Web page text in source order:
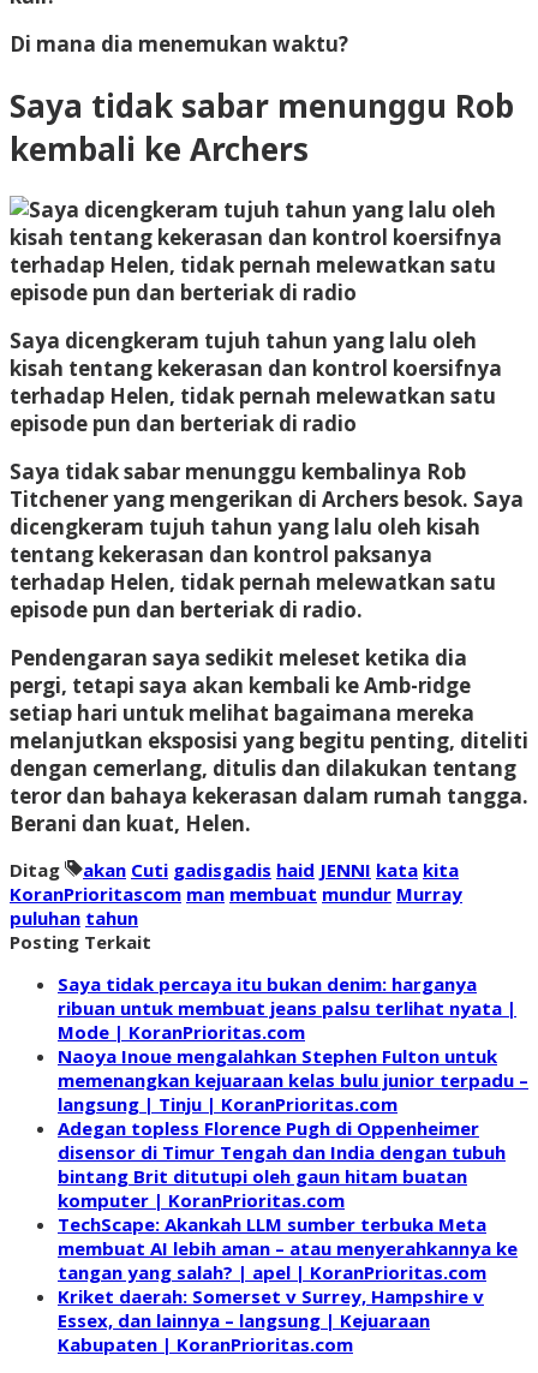
Di mana dia menemukan waktu?
Saya tidak sabar menunggu Rob
kembali ke Archers
Saya dicengkeram tujuh tahun yang lalu oleh
kisah tentang kekerasan dan kontrol koersifnya
terhadap Helen, tidak pernah melewatkan satu
episode pun dan berteriak di radio
Saya tidak sabar menunggu kembalinya Rob
Titchener yang mengerikan di Archers besok. Saya
dicengkeram tujuh tahun yang lalu oleh kisah
tentang kekerasan dan kontrol paksanya
terhadap Helen, tidak pernah melewatkan satu
episode pun dan berteriak di radio.
Pendengaran saya sedikit meleset ketika dia
pergi, tetapi saya akan kembali ke Amb-ridge
setiap hari untuk melihat bagaimana mereka
melanjutkan eksposisi yang begitu penting, diteliti
dengan cemerlang, ditulis dan dilakukan tentang
teror dan bahaya kekerasan dalam rumah tangga.
Berani dan kuat, Helen.
Ditag akan Cuti gadisgadis haid JENNI kata kita
KoranPrioritascom man membuat mundur Murray
puluhan tahun
Posting Terkait
Saya tidak percaya itu bukan denim: harganya
ribuan untuk membuat jeans palsu terlihat nyata |
Mode | KoranPrioritas.com
Naoya Inoue mengalahkan Stephen Fulton untuk
memenangkan kejuaraan kelas bulu junior terpadu –
langsung | Tinju | KoranPrioritas.com
Adegan topless Florence Pugh di Oppenheimer
disensor di Timur Tengah dan India dengan tubuh
bintang Brit ditutupi oleh gaun hitam buatan
komputer | KoranPrioritas.com
TechScape: Akankah LLM sumber terbuka Meta
membuat AI lebih aman – atau menyerahkannya ke
tangan yang salah? | apel | KoranPrioritas.com
Kriket daerah: Somerset v Surrey, Hampshire v
Essex, dan lainnya – langsung | Kejuaraan
Kabupaten | KoranPrioritas.com